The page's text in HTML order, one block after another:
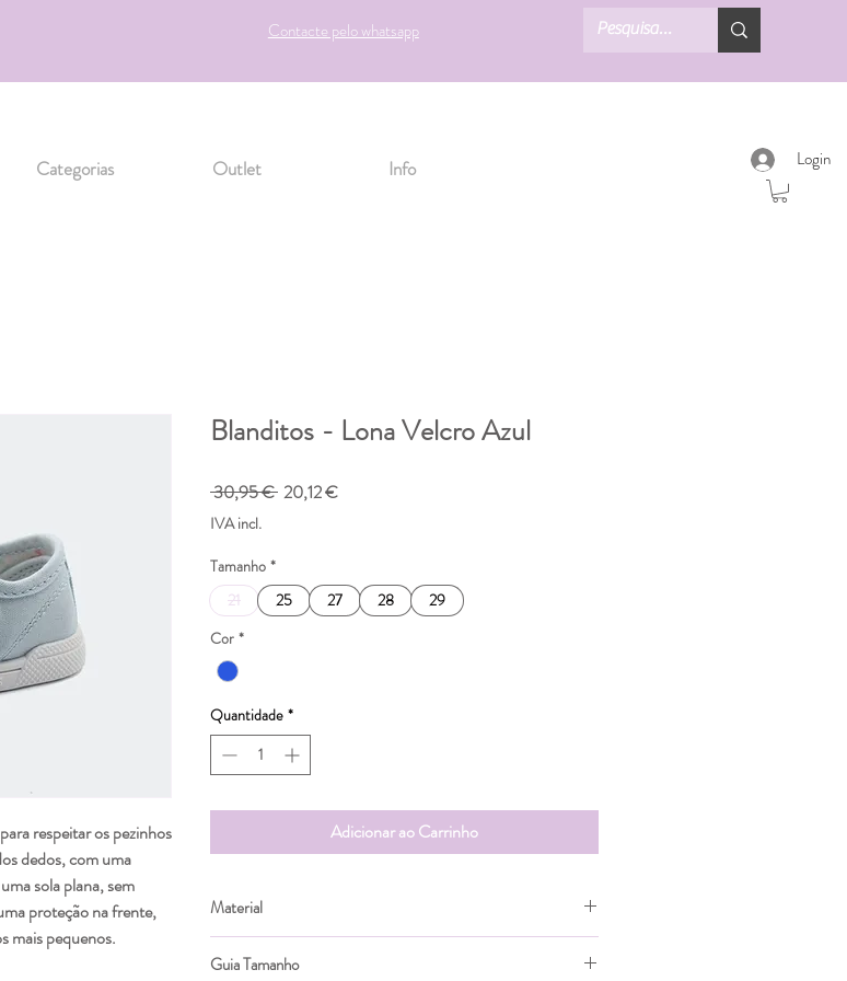
Contacte pelo whatsapp
Login
Categorias Outlet Info
respeitar os pezinhos
dedos, com uma
sola plana, sem
proteção na frente,
mais pequenos.
Blanditos - Lona Velcro Azul
30,95 € Preço
20,12 €Preço
IVA incl.
Tamanho *
21
25 27 28
29
Cor *
Quantidade *
Adicionar ao Carrinho
Material
Guia Tamanho